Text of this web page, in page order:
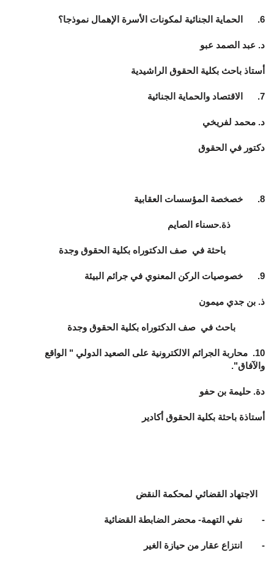
6. الحماية الجنائية لمكونات الأسرة الإهمال نموذجا؟
د. عبد الصمد عبو
أستاذ باحث بكلية الحقوق الراشيدية
7. الاقتصاد والحماية الجنائية
د. محمد لفريخي
دكتور في الحقوق
8. خصخصة المؤسسات العقابية
ذة.حسناء الصايم
باحثة في صف الدكتوراه بكلية الحقوق وجدة
9. خصوصيات الركن المعنوي في جرائم البيئة
ذ. بن جدي ميمون
باحث في صف الدكتوراه بكلية الحقوق وجدة
10. محاربة الجرائم الالكترونية على الصعيد الدولي " الواقع
والآفاق".
دة. حليمة بن حفو
أستاذة باحثة بكلية الحقوق أكادير
الاجتهاد القضائي لمحكمة النقض
- نفي التهمة- محضر الضابطة القضائية
- انتزاع عقار من حيازة الغير